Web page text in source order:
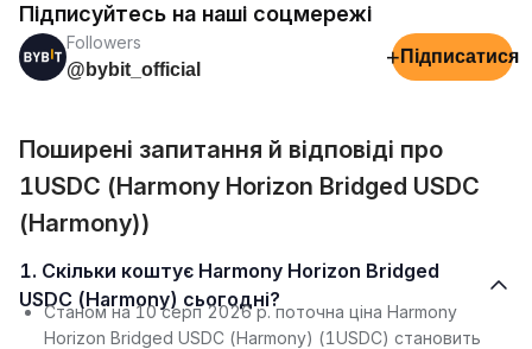
Підписуйтесь на наші соцмережі
Followers
@bybit_official
+ Підписатися
Поширені запитання й відповіді про
1USDC (Harmony Horizon Bridged USDC
(Harmony))
1. Скільки коштує Harmony Horizon Bridged
USDC (Harmony) сьогодні?
Станом на 10 серп 2026 р. поточна ціна Harmony
Horizon Bridged USDC (Harmony) (1USDC) становить